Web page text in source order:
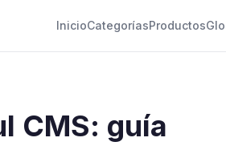
InicioCategoríasProductos
CMS: guía